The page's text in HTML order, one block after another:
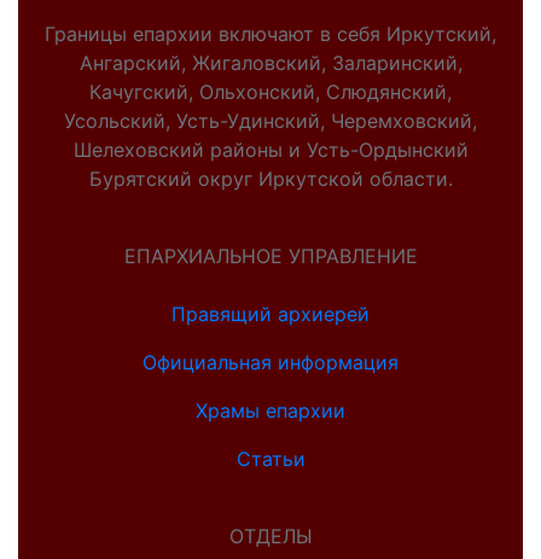
Границы епархии включают в себя Иркутский,
Ангарский, Жигаловский, Заларинский,
Качугский, Ольхонский, Слюдянский,
Усольский, Усть-Удинский, Черемховский,
Шелеховский районы и Усть-Ордынский
Бурятский округ Иркутской области.
ЕПАРХИАЛЬНОЕ УПРАВЛЕНИЕ
Правящий архиерей
Официальная информация
Храмы епархии
Статьи
ОТДЕЛЫ